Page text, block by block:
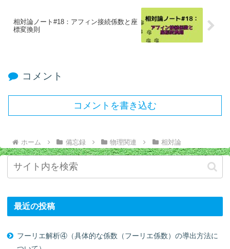
相対論ノート#18：アフィン接続係数と座
標変換則
コメント
コメントを書き込む
ホーム 備忘録 物理関連 相対論
最近の投稿
フーリエ解析④（具体的な係数（フーリエ係数）の導出方法に